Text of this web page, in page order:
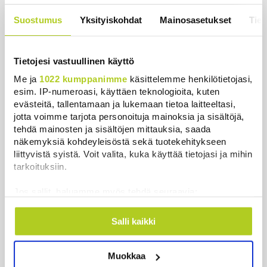
Suostumus Yksityiskohdat Mainosasetukset
Tietojesi vastuullinen käyttö
Me ja 1022 kumppanimme käsittelemme henkilötietojasi,
esim. IP-numeroasi, käyttäen teknologioita, kuten
evästeitä, tallentamaan ja lukemaan tietoa laitteeltasi,
jotta voimme tarjota personoituja mainoksia ja sisältöjä,
tehdä mainosten ja sisältöjen mittauksia, saada
näkemyksiä kohdeyleisöstä sekä tuotekehitykseen
liittyvistä syistä. Voit valita, kuka käyttää tietojasi ja mihin
tarkoituksiin.
Kerätä tietoja maantieteellisestä sijainnistasi,
mahdollisesti muutaman metrin tarkkuudella
ominaispiirteitä aktiivisesti (sormenjäljen
Salli kaikki
Muokkaa
uutinen – ”Kokoomus maksaa siitä
hintaa”
Uutiset | 6.8.2026 11:56
Uutiset
Uusimmat Luetuimmat